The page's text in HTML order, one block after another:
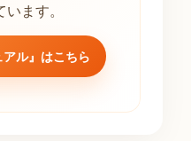
ます。
ル』はこちら